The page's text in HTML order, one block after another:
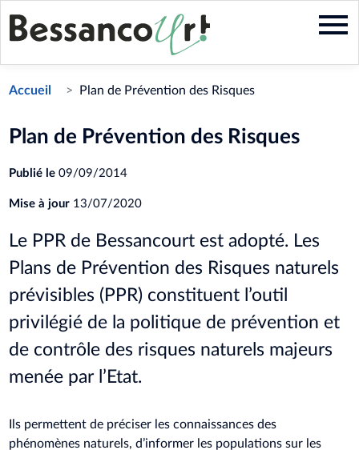
Aller
au
contenu
Accueil Plan de Prévention des Risques
Plan de Prévention des Risques
Publié le 09/09/2014
Mise à jour 13/07/2020
Le PPR de Bessancourt est adopté. Les
Plans de Prévention des Risques naturels
prévisibles (PPR) constituent l’outil
privilégié de la politique de prévention et
de contrôle des risques naturels majeurs
menée par l’Etat.
Ils permettent de préciser les connaissances des
phénomènes naturels, d’informer les populations sur les